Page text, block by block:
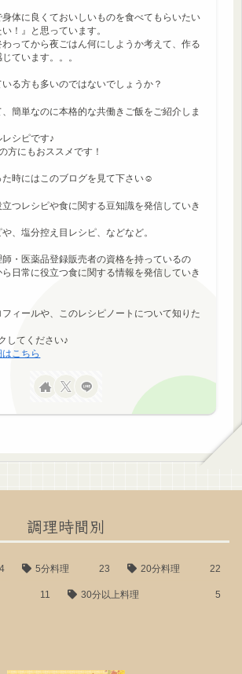
身体に良くておいしいものを食べてもらいたい
！』と思っています。
わってから夜ごはん何にしようか考えて、作る
ています。。。
る方も多いのではないでしょうか？
簡単なのに本格的な共働きご飯をご紹介しま
シピです♪
方にもおススメです！
た時にはこのブログを見て下さい☺
つレシピや食に関する豆知識を発信していき
、塩分控え目レシピ、などなど。
・医薬品登録販売者の資格を持っているの
日常に役立つ食に関する情報を発信していき
ィールや、このレシピノートについて知りた
してください♪
こちら
調理時間別
5分料理 23 20分料理 22
11 30分以上料理 5